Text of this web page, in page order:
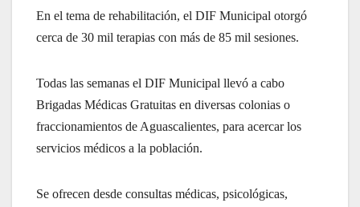
En el tema de rehabilitación, el DIF Municipal otorgó
cerca de 30 mil terapias con más de 85 mil sesiones.
Todas las semanas el DIF Municipal llevó a cabo
Brigadas Médicas Gratuitas en diversas colonias o
fraccionamientos de Aguascalientes, para acercar los
servicios médicos a la población.
Se ofrecen desde consultas médicas, psicológicas,